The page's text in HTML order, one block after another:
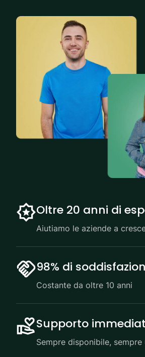
Oltre 20 anni di
Aiutiamo le aziende a
98% di
Costante da oltre 10 anni
Supporto
Sempre disponibile, sempre